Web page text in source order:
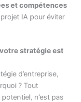
et compétences
IA pour éviter
votre stratégie est
d’entreprise,
? Tout
n’est pas